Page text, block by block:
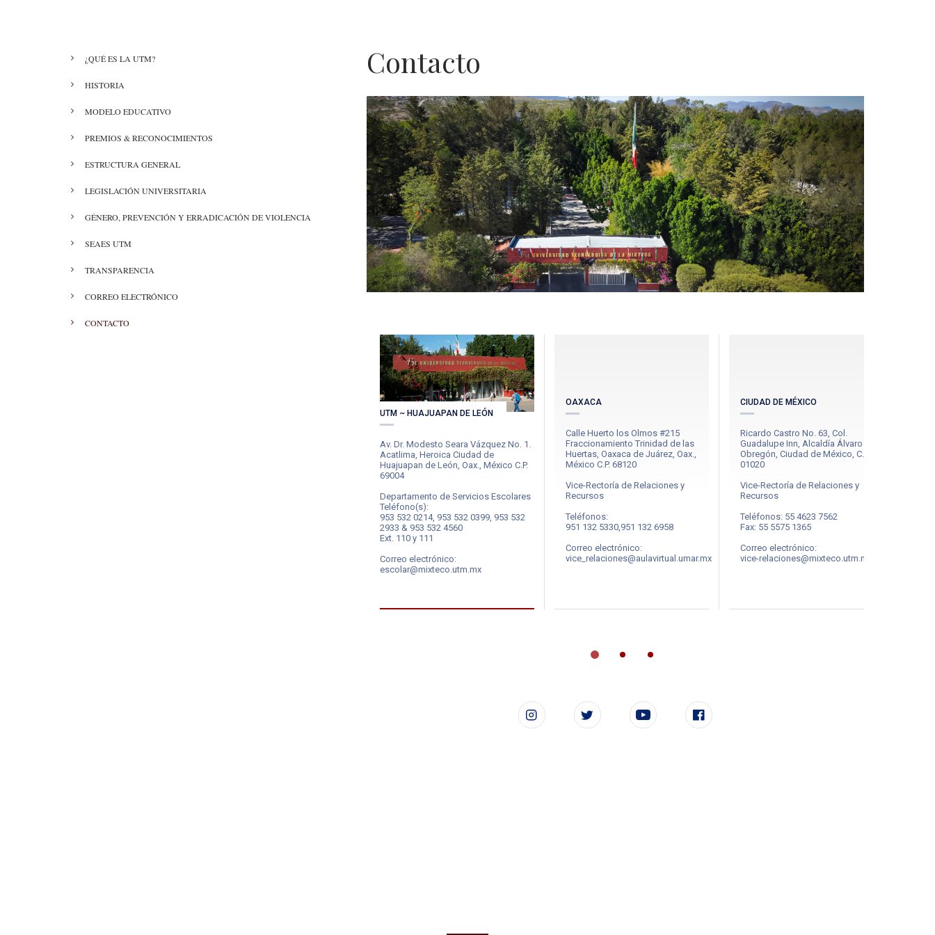
la
navegación
Contacto
Contacto
MENÚ
UNIVERSIDAD
¿QUÉ ES LA UTM?
HISTORIA
MODELO EDUCATIVO
PREMIOS & RECONOCIMIENTOS
ESTRUCTURA GENERAL
LEGISLACIÓN UNIVERSITARIA
GÉNERO, PREVENCIÓN Y ERRADICACIÓN DE VIOLENCIA
SEAES UTM
TRANSPARENCIA
CORREO ELECTRÓNICO
CONTACTO